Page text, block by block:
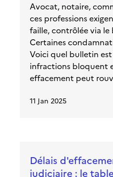
Avocat, notaire,
ces professions
faille, contrôlée via le
Certaines
Voici quel bulletin
infractions bloquent
effacement peut
11 Jan 2025
Délais
judiciaire : le